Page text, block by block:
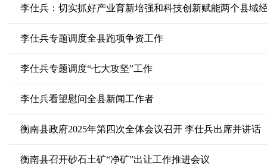
李仕兵：切实抓好产业育新培强和科技创新赋能两个县域
李仕兵专题调度全县跑项争资工作
李仕兵专题调度“七大攻坚”工作
李仕兵看望慰问全县新闻工作者
衡南县政府2025年第四次全体会议召开 李仕兵出席并讲话
衡南县召开砂石土矿“净矿”出让工作推进会议